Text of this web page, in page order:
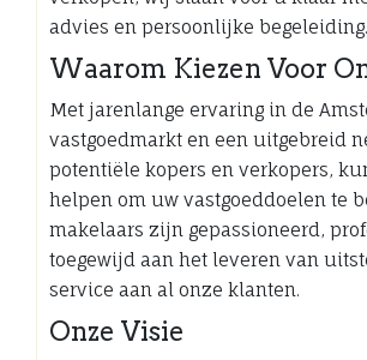
advies en persoonlijke begeleiding.
Waarom Kiezen Voor
Met jarenlange ervaring in de
vastgoedmarkt en een uitgebreid
potentiële kopers en verkopers,
helpen om uw vastgoeddoelen te
makelaars zijn gepassioneerd,
toegewijd aan het leveren van
service aan al onze klanten.
Onze Visie